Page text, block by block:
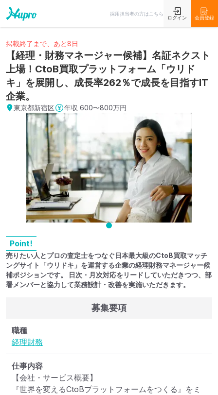
採用担当者の方はこちら
ログイン 会員登録
掲載終了まで、あと8日
【経理・財務マネージャー候補】名証ネクスト
上場！CtoB買取プラットフォーム「ウリド
キ」を展開し、成長率262％で成長を目指すIT
企業。
東京都新宿区 年収 600〜800万円
Point!
売りたい人とプロの査定士をつなぐ日本最大級のCtoB買取マッチ
ングサイト「ウリドキ」を運営する企業の経理財務マネージャー候
補ポジションです。 日次・月次対応をリードしていただきつつ、部
署メンバーと協力して業務設計・改善を実施いただきます。
募集要項
職種
経理財務
仕事内容
【会社・サービス概要】
『世界を変えるCtoBプラットフォームをつくる』をミ